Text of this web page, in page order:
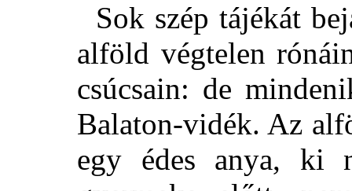
Sok szép tájékát
alföld végtelen
csúcsain: de
Balaton-vidék. Az
egy édes anya, ki